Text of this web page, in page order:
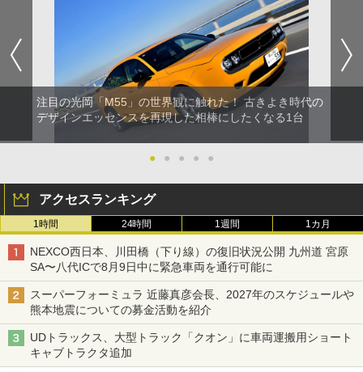
注目の光岡「M55」の世界観に触れた！ 古きよき時代の
デザインエッセンスを再現した相棒にしたくなる1台
● ● ● ● ●
アクセスランキング
1時間 24時間 1週間 1カ月
NEXCO西日本、川田橋（下り線）の復旧状況公開 九州道 宮原
SA〜八代ICで8月9日中に緊急車両を通行可能に
スーパーフォーミュラ 近藤真彦会長、2027年のスケジュールや
熊本地震についての募金活動を紹介
UDトラックス、大型トラック「クオン」に車両運搬用ショート
キャブトラクタ追加